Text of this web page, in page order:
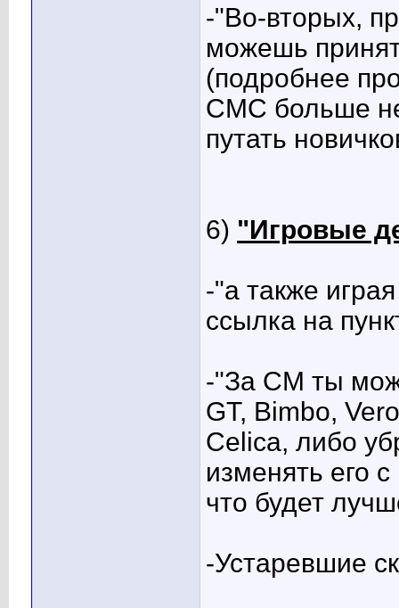
-"Во-вторых,
можешь
(подробнее
СМС больше
путать
6) "Игровые
-"а также
ссылка на
-"За СМ ты
GT, Bimbo,
Celica, либо
изменять его
что будет
-Устаревшие